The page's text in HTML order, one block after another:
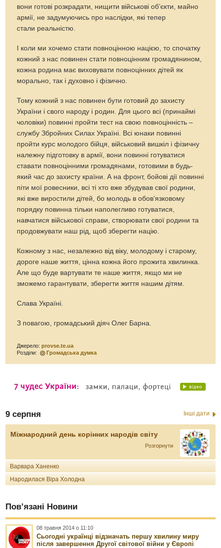
вони готові розкрадати, нищити військові об’єкти, майно
армії, не задумуючись про наслідки, які тепер
стали реальністю.
І коли ми хочемо стати повноцінною нацією, то спочатку
кожний з нас повинен стати повноцінним громадянином,
кожна родина має виховувати повноцінних дітей як
морально, так і духовно і фізично.
Тому кожний з нас повинен бути готовий до захисту
України і свого народу і родин. Для цього всі (принаймі
чоловіки) повинні пройти тест на свою повноцінність –
службу Збройних Силах Україні. Всі юнаки повинні
пройти курс молодого бійця, військовий вишкіл і фізичну
належну підготовку в армії, вони повинні готуватися
ставати повноцінними громадянами, готовими в будь-
який час до захисту країни. А на фронт, бойові дії повинні
піти мої ровесники, всі ті хто вже збудував свої родини,
які вже виростили дітей, бо молодь в обов’язковому
порядку повинна тільки наполегливо готуватися,
навчатися військової справи, створювати свої родини та
продовжувати наш рід, щоб зберегти націю.
Кожному з нас, незалежно від віку, молодому і старому,
дороге наше життя, цінна кожна його прожита хвилинка.
Але що буде вартувати те наше життя, якщо ми не
зможемо гарантувати, зберегти життя нашим дітям.
Слава Україні.
З повагою, громадський діяч Олег Барна.
Джерело:provse.te.ua
Розділи:
Громадська думка
9 серпня Інші дати
Міжнародний день корінних народів світу
Розгорнути
Варвара Ханенко
Народилася Віра Холодна
Пов’язані Новини
08 травня 2014 о 11:10
Сьогодні українці відзначать першу хвилину миру
після завершення Другої світової війни у Європі